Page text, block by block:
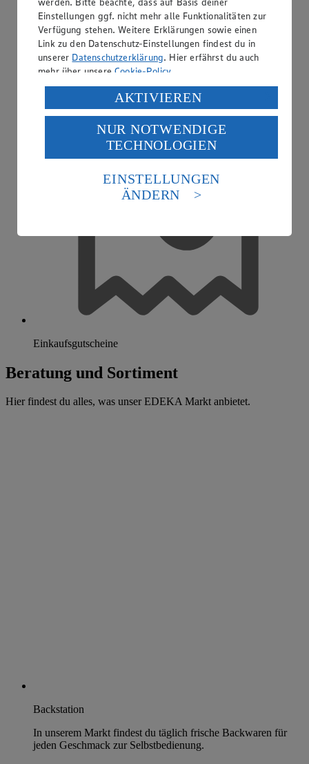
Kreditkarte akzeptiert
Einkaufsgutscheine
Beratung und Sortiment
Hier findest du alles, was unser EDEKA Markt anbietet.
Backstation
In unserem Markt findest du täglich frische Backwaren für
jeden Geschmack zur Selbstbedienung.
Einstellungen ggf. nicht mehr alle Funktionalitäten zur
Verfügung stehen. Weitere Erklärungen sowie einen
Link zu den Datenschutz-Einstellungen findest du in
unserer Datenschutzerklärung. Hier erfährst du auch
mehr über unsereCookie-Policy.
Verarbeitung deiner personenbezogenen Daten in den
USA durch Facebook und YouTube:
Wenn du auf „Aktivieren“ klickst, willigst du im Sinne
des Art. 49 Abs. 1 Satz 1 lit. a) DSGVO ein, dass deine
Daten in den USA verarbeitet werden. Der EuGH sieht
die USA als Land mit einem nach europäischen
Standards nicht angemessenen Datenschutzniveau an.
Es besteht das Risiko eines Zugriffs durch US-
Informationen zum Herausgeber der Seite findest du
AKTIVIEREN
NUR NOTWENDIGE
TECHNOLOGIEN
EINSTELLUNGEN
ÄNDERN